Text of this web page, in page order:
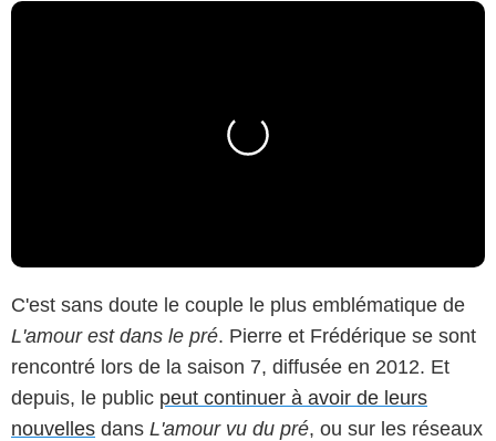
C'est sans doute le couple le plus emblématique de
L'amour est dans le pré. Pierre et Frédérique se sont
rencontré lors de la saison 7, diffusée en 2012. Et
depuis, le public peut continuer à avoir de leurs
nouvelles dans L'amour vu du pré, ou sur les réseaux